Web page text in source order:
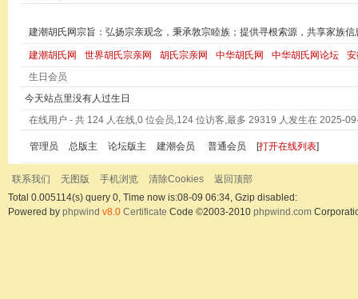
建潮胡氏网宗旨：弘扬宗亲观念，秉承敦宗睦族；提供寻根索源，共享家族信
建潮胡氏网 世界胡氏宗亲网 胡氏宗亲网 中华胡氏网 中华胡氏网论坛
生日会员
今天站点里没有人过生日
在线用户 - 共 124 人在线,0 位会员,124 位访客,最多 29319 人发生在 2025-
管理员 总版主 论坛版主 建潮会员 普通会员 [打开在线列表]
联系我们 无图版 手机浏览 清除Cookies
返回顶部
Total 0.005114(s) query 0, Time now is:08-09 06:34, Gzip disabled:
Powered by phpwind v8.0 Certificate Code ©2003-2010 phpwind.com